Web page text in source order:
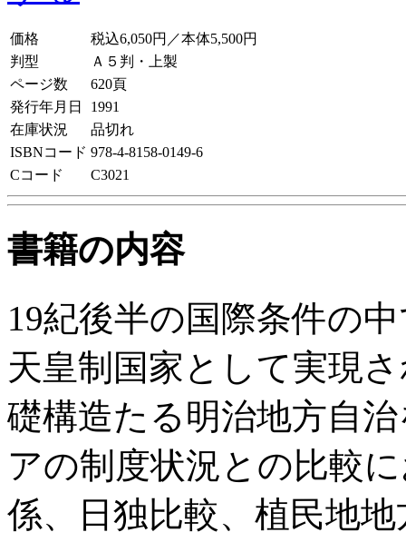
価格
税込6,050円／本体5,500円
判型
Ａ５判・上製
ページ数
620頁
発行年月日
1991
在庫状況
品切れ
ISBNコード 978-4-8158-0149-6
Cコード
C3021
書籍の内容
19紀後半の国際条件の
天皇制国家として実現
礎構造たる明治地方自
アの制度状況との比較
係、日独比較、植民地